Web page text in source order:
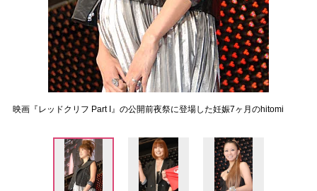
映画『レッドクリフ Part I』の公開前夜祭に登場した妊娠7ヶ月のhitomi